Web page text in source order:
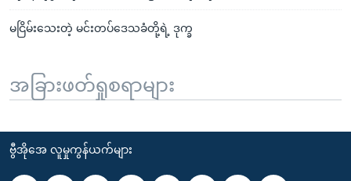
မငြိမ်းသေးတဲ့ မင်းတပ်ဒေသခံတို့ရဲ့ ဒုက္ခ
အခြားဖတ်ရှုစရာများ
ဗွီအိုအေ လူမှုကွန်ယက်များ